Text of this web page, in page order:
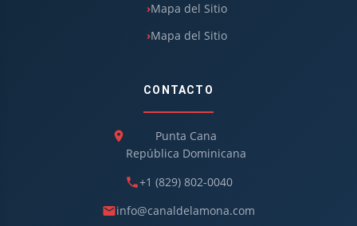
Mapa del Sitio
Mapa del Sitio
CONTACTO
Punta Cana
República Dominicana
+1 (829) 802-0040
info@canaldelamona.com